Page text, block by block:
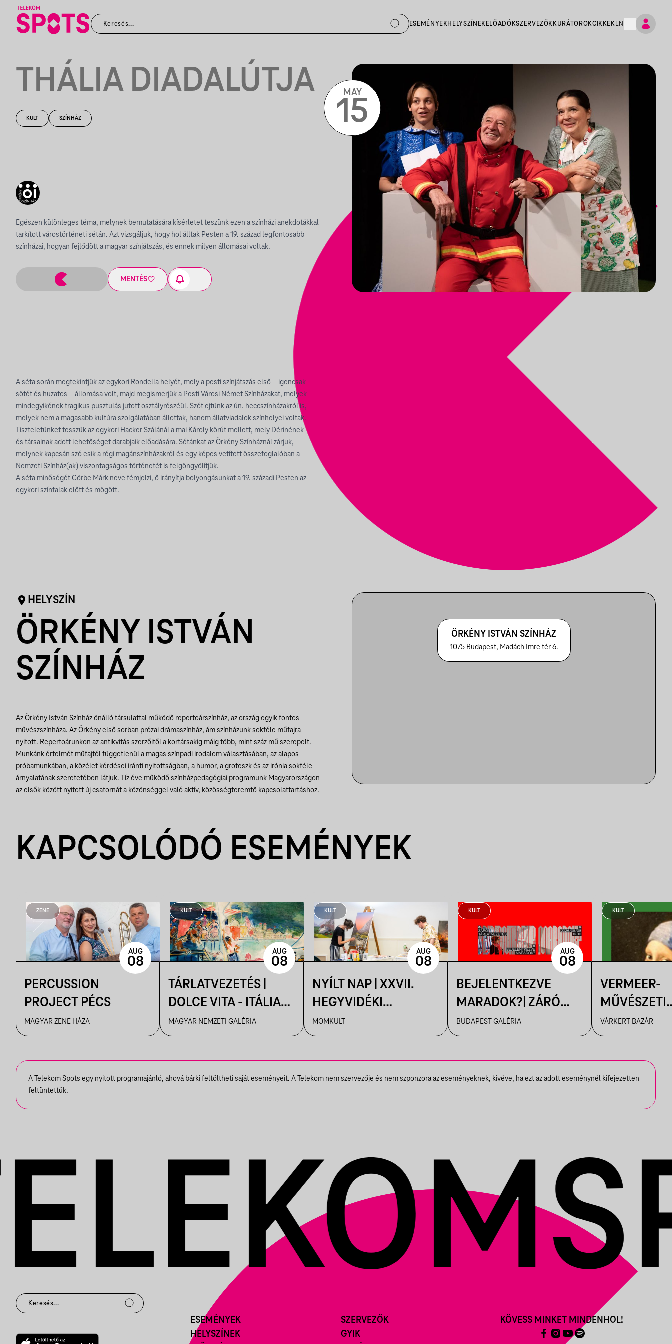
ESEMÉNYEKHELYSZÍNEK ELŐADÓKSZERVEZŐK KURÁTOROKCIKKEK EN
THÁLIA DIADALÚTJA
KULT SZÍNHÁZ
Egészen különleges téma, melynek bemutatására kísérletet teszünk ezen a színházi anekdotákkal
tarkított várostörténeti sétán. Azt vizsgáljuk, hogy hol álltak Pesten a 19. század legfontosabb
színházai, hogyan fejlődött a magyar színjátszás, és ennek milyen állomásai voltak.
MENTÉS
MAY
15
A séta során megtekintjük az egykori Rondella helyét, mely a pesti színjátszás első – igencsak
sötét és huzatos – állomása volt, majd megismerjük a Pesti Városi Német Színházakat, melyek
mindegyikének tragikus pusztulás jutott osztályrészéül. Szót ejtünk az ún. heccszínházakról is,
melyek nem a magasabb kultúra szolgálatában állottak, hanem állatviadalok színhelyei voltak.
Tiszteletünket tesszük az egykori Hacker Szálánál a mai Károly körút mellett, mely Dérinének
és társainak adott lehetőséget darabjaik előadására. Sétánkat az Örkény Színháznál zárjuk,
melynek kapcsán szó esik a régi magánszínházakról és egy képes vetített összefoglalóban a
Nemzeti Színház(ak) viszontagságos történetét is felgöngyölítjük.
A séta minőségét Görbe Márk neve fémjelzi, ő irányítja bolyongásunkat a 19. századi Pesten az
egykori színfalak előtt és mögött.
HELYSZÍN
ÖRKÉNY ISTVÁN
SZÍNHÁZ
Az Örkény István Színház önálló társulattal működő repertoárszínház, az ország egyik fontos
művészszínháza. Az Örkény első sorban prózai drámaszínház, ám színházunk sokféle műfajra
nyitott. Repertoárunkon az antikvitás szerzőitől a kortársakig máig több, mint száz mű szerepelt.
Munkánk értelmét műfajtól függetlenül a magas színpadi irodalom választásában, az alapos
próbamunkában, a közélet kérdései iránti nyitottságban, a humor, a groteszk és az irónia sokféle
árnyalatának szeretetében látjuk. Tíz éve működő színházpedagógiai programunk Magyarországon
az elsők között nyitott új csatornát a közönséggel való aktív, közösségteremtő kapcsolattartáshoz.
ÖRKÉNY ISTVÁN SZÍNHÁZ
1075 Budapest, Madách Imre tér 6.
KAPCSOLÓDÓ ESEMÉNYEK
ZENE
PERCUSSION
PROJECT PÉCS
MAGYAR ZENE HÁZA
AUG
08
KULT
TÁRLATVEZETÉS |
DOLCE VITA - ITÁLIA
ÉLMÉNYE A MAGYAR
MŰVÉSZETBEN
MAGYAR NEMZETI GALÉRIA
AUG
08
KULT
NYÍLT NAP | XXVII.
HEGYVIDÉKI
NEMZETKÖZI
MŰVÉSZTELEP
MOMKULT
AUG
08
KULT
BEJELENTKEZVE
MARADOK?| ZÁRÓ
TÁRLATVEZETÉS
BUDAPEST GALÉRIA
AUG
08
KULT
VERMEER-
MŰVÉSZETI
VÁRKERT BAZÁR
A Telekom Spots egy nyitott programajánló, ahová bárki feltöltheti saját eseményeit. A Telekom nem szervezője és nem szponzora az eseményeknek, kivéve, ha ezt az adott eseménynél kifejezetten
feltüntettük.
ESEMÉNYEK
HELYSZÍNEK
SZERVEZŐK
GYIK
KÖVESS MINKET MINDENHOL!